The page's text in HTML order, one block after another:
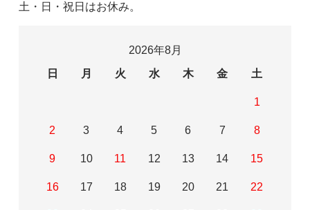
土・日・祝日はお休み。
2026年8月
日
月 火 水 木 金 土
1
2 3 4 5 6 7 8
9 10 11 12 13 14 15
16 17 18 19 20 21 22